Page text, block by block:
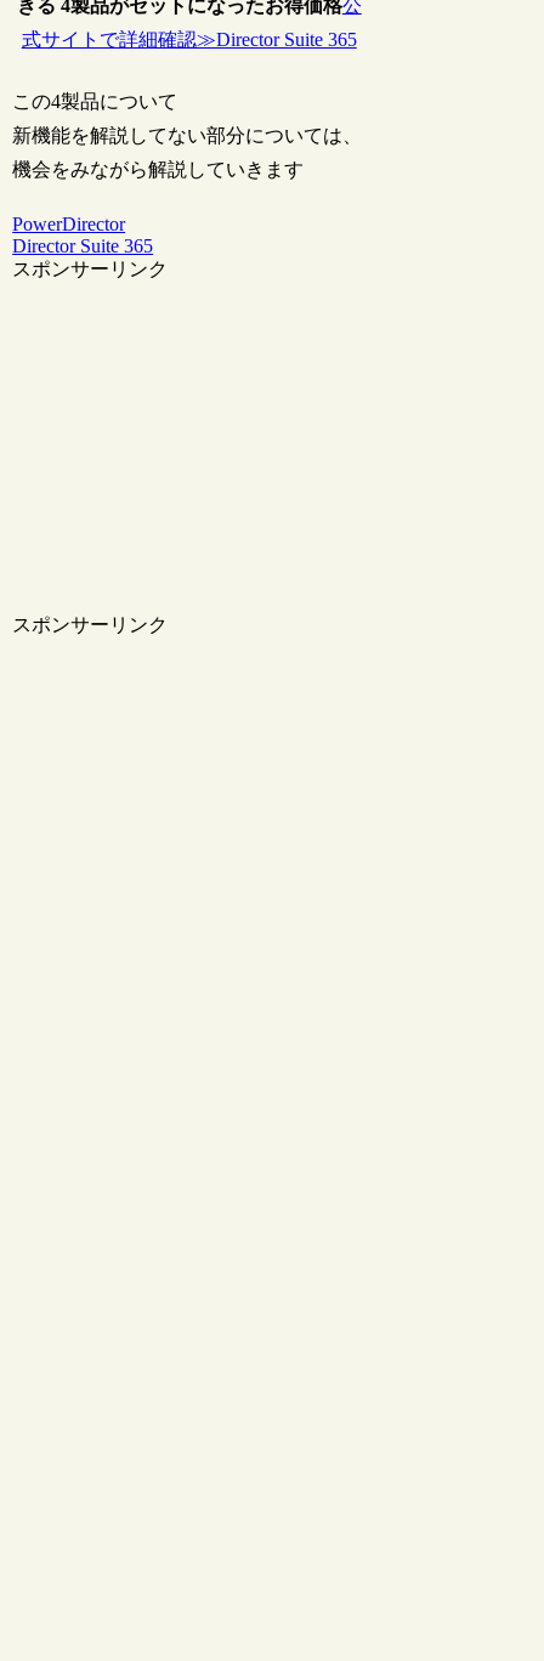
きる 4製品がセットになったお得価格公
式サイトで詳細確認≫Director Suite 365
この4製品について
新機能を解説してない部分については、
機会をみながら解説していきます
PowerDirector
Director Suite 365
スポンサーリンク
スポンサーリンク